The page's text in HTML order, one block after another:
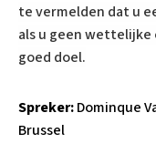
te vermelden dat u
als u geen wettelijke
goed doel.
Spreker:Dominque
Brussel